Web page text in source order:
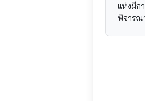
แห่งมีก
พิจารณ